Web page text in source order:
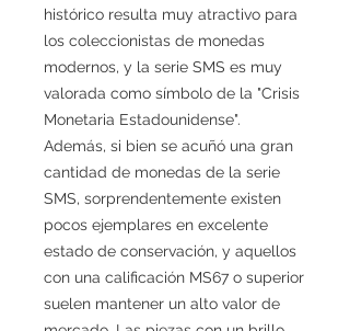
histórico resulta muy atractivo para
los coleccionistas de monedas
modernos, y la serie SMS es muy
valorada como símbolo de la "Crisis
Monetaria Estadounidense".
Además, si bien se acuñó una gran
cantidad de monedas de la serie
SMS, sorprendentemente existen
pocos ejemplares en excelente
estado de conservación, y aquellos
con una calificación MS67 o superior
suelen mantener un alto valor de